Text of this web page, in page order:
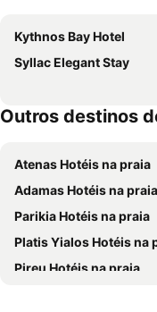
Kythnos Bay Hotel
Syllac Elegant Stay
Outros destinos
Atenas Hotéis na praia
Adamas Hotéis na praia
Parikia Hotéis na praia
Platis Yialos Hotéis na
Pireu Hotéis na praia